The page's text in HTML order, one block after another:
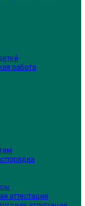
работа
аттестация